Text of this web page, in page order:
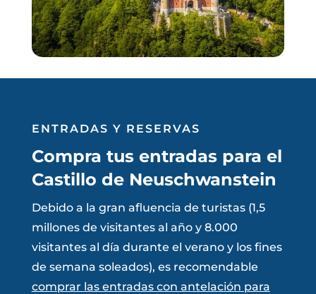
ENTRADAS Y RESERVAS
Compra tus entradas para el
Castillo de Neuschwanstein
Debido a la gran afluencia de turistas (1,5
millones de visitantes al año y 8.000
visitantes al día durante el verano y los fines
de semana soleados), es recomendable
comprar las entradas con antelación para